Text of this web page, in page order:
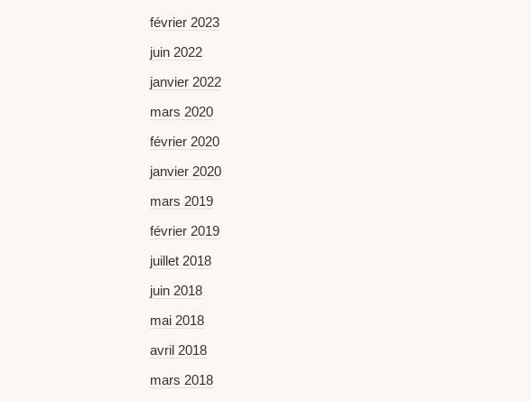
février 2023
juin 2022
janvier 2022
mars 2020
février 2020
janvier 2020
mars 2019
février 2019
juillet 2018
juin 2018
mai 2018
avril 2018
mars 2018